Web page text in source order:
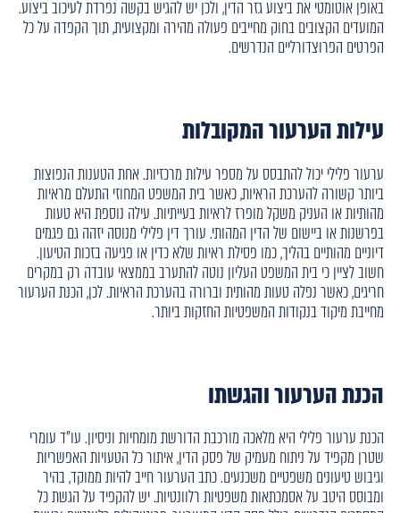
באופן אוטומטי את ביצוע גזר הדין, ולכן יש להגיש בקשה נפרדת לעיכוב ביצוע.
המועדים הקצובים בחוק מחייבים פעולה מהירה ומקצועית, תוך הקפדה על כל
הפרטים הפרוצדורליים הנדרשים.
עילות הערעור המקובלות
ערעור פלילי יכול להתבסס על מספר עילות מרכזיות. אחת הטענות הנפוצות
ביותר קשורה להערכת הראיות, כאשר בית המשפט המחוזי התעלם מראיות
מהותיות או העניק משקל מופרז לראיות בעייתיות. עילה נוספת היא טעות
בפרשנות או ביישום של הדין המהותי. עורך דין פלילי מנוסה יזהה גם פגמים
דיוניים מהותיים בהליך, כמו פסילת ראיות שלא כדין או פגיעה בזכות הטיעון.
חשוב לציין כי בית המשפט העליון נוטה להתערב בממצאי עובדה רק במקרים
חריגים, כאשר נפלה טעות מהותית וברורה בהערכת הראיות. לכן, הכנת הערעור
מחייבת מיקוד בנקודות המשפטיות החזקות ביותר.
הכנת הערעור והגשתו
הכנת ערעור פלילי היא מלאכה מורכבת הדורשת מומחיות וניסיון. עו"ד עומרי
שטרן מקפיד על ניתוח מעמיק של פסק הדין, איתור כל הטעויות האפשריות
וגיבוש טיעונים משפטיים משכנעים. כתב הערעור חייב להיות ממוקד, בהיר
ומבוסס היטב על אסמכתאות משפטיות רלוונטיות. יש להקפיד על הגשת כל